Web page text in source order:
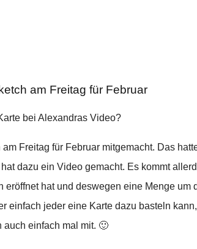
am Freitag für Februar
bei Alexandras Video?
am Freitag für Februar mitgemacht. Das
dazu ein Video gemacht. Es kommt
eröffnet hat und deswegen eine Menge um
einfach jeder eine Karte dazu basteln
auch einfach mal mit. 🙂